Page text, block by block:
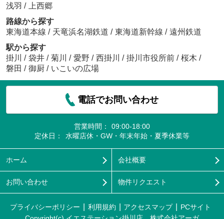
浅羽 /
上西郷
路線から探す
東海道本線 / 天竜浜名湖鉄道 / 東海道新幹線 / 遠州鉄道
駅から探す
掛川
/ 袋井 / 菊川 / 愛野 / 西掛川 / 掛川市役所前 / 桜木 /
磐田 / 御厨 / いこいの広場
電話でお問い合わせ
営業時間：
09:00-18:00
定休日：
水曜店休・GW・年末年始・夏季休業等
ホーム 会社概要
お問い合わせ 物件リクエスト
プライバシーポリシー 利用規約 アクセスマップ
PCサイト